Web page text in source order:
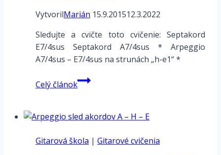
VytvorilMarián 15.9.201512.3.2022
Sledujte a cvičte toto cvičenie: Septakord
E7/4sus Septakord A7/4sus * Arpeggio
A7/4sus – E7/4sus na strunách „h-e1“ *
Celý článokArpeggio
A7/4sus
E7/4sus
strunách
Gitarová škola | Gitarové cvičenia